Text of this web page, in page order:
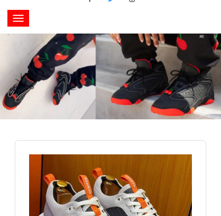
Toggle
navigation